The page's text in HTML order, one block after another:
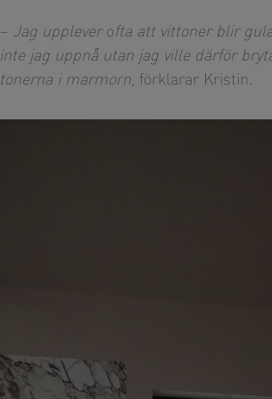
– Jag uppleverofta att vittoner blir
inte jag uppnå utan jag ville därför
tonerna i marmorn, förklarar Kristin.